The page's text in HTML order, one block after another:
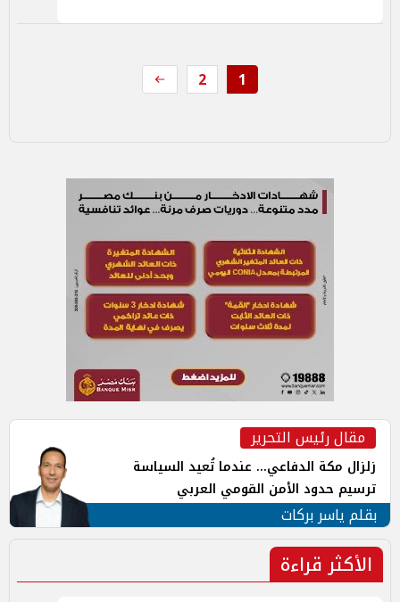
1
2
مقال رئيس التحرير
زلزال مكة الدفاعي... عندما تُعيد السياسة
ترسيم حدود الأمن القومي العربي
بقلم ياسر بركات
الأكثر قراءة